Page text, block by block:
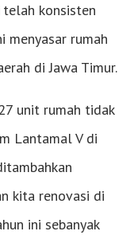
telah konsisten
menyasar rumah
di Jawa Timur.
unit rumah tidak
Lantamal V di
kita renovasi di
ini sebanyak